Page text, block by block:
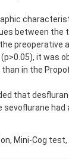
between the
preoperative
it was
in the
that
had
Mini-Cog test,